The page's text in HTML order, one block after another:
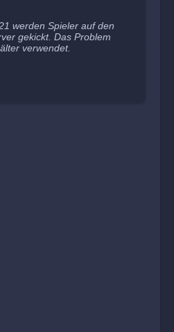
werden Spieler auf den
gekickt. Das Problem
verwendet.